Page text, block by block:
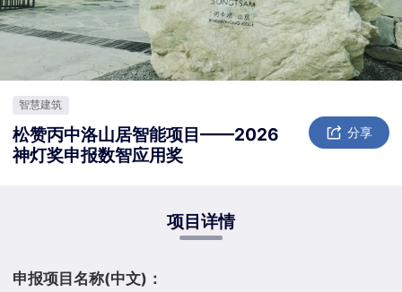
智慧建筑
松赞丙中洛山居智能项目——2026
神灯奖申报数智应用奖
分享
项目详情
申报项目名称(中文)：